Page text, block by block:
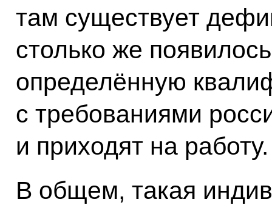
там существует
столько же
определённую
с требованиями
и приходят на работу.
В общем, такая